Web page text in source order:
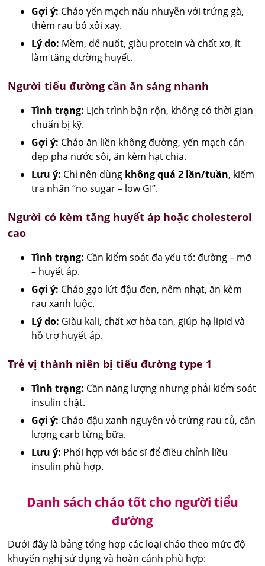
Gợi ý: Cháo yến mạch nấu nhuyễn với trứng gà,
thêm rau bó xôi xay.
Lý do: Mềm, dễ nuốt, giàu protein và chất xơ, ít
làm tăng đường huyết.
Người tiểu đường cần ăn sáng nhanh
Tình trạng: Lịch trình bận rộn, không có thời gian
chuẩn bị kỹ.
Gợi ý: Cháo ăn liền không đường, yến mạch cán
dẹp pha nước sôi, ăn kèm hạt chia.
Lưu ý: Chỉ nên dùng không quá 2 lần/tuần, kiểm
tra nhãn “no sugar – low GI”.
Người có kèm tăng huyết áp hoặc cholesterol
cao
Tình trạng: Cần kiểm soát đa yếu tố: đường – mỡ
– huyết áp.
Gợi ý: Cháo gạo lứt đậu đen, nêm nhạt, ăn kèm
rau xanh luộc.
Lý do: Giàu kali, chất xơ hòa tan, giúp hạ lipid và
hỗ trợ huyết áp.
Trẻ vị thành niên bị tiểu đường type 1
Tình trạng: Cần năng lượng nhưng phải kiểm soát
insulin chặt.
Gợi ý: Cháo đậu xanh nguyên vỏ trứng rau củ, cân
lượng carb từng bữa.
Lưu ý: Phối hợp với bác sĩ để điều chỉnh liều
insulin phù hợp.
Danh sách cháo tốt cho người tiểu
đường
Dưới đây là bảng tổng hợp các loại cháo theo mức độ
khuyến nghị sử dụng và hoàn cảnh phù hợp: